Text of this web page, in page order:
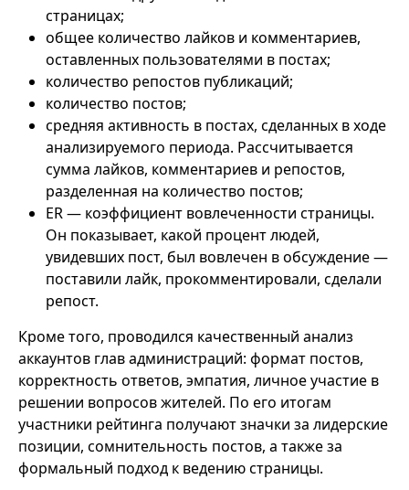
страницах;
общее количество лайков и комментариев,
оставленных пользователями в постах;
количество репостов публикаций;
количество постов;
средняя активность в постах, сделанных в ходе
анализируемого периода. Рассчитывается
сумма лайков, комментариев и репостов,
разделенная на количество постов;
ER — коэффициент вовлеченности страницы.
Он показывает, какой процент людей,
увидевших пост, был вовлечен в обсуждение —
поставили лайк, прокомментировали, сделали
репост.
Кроме того, проводился качественный анализ
аккаунтов глав администраций: формат постов,
корректность ответов, эмпатия, личное участие в
решении вопросов жителей. По его итогам
участники рейтинга получают значки за лидерские
позиции, сомнительность постов, а также за
формальный подход к ведению страницы.